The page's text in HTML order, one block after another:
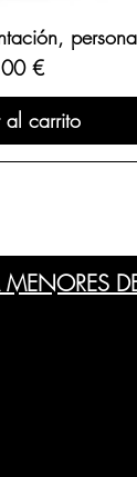
€
al carrito
MENORES